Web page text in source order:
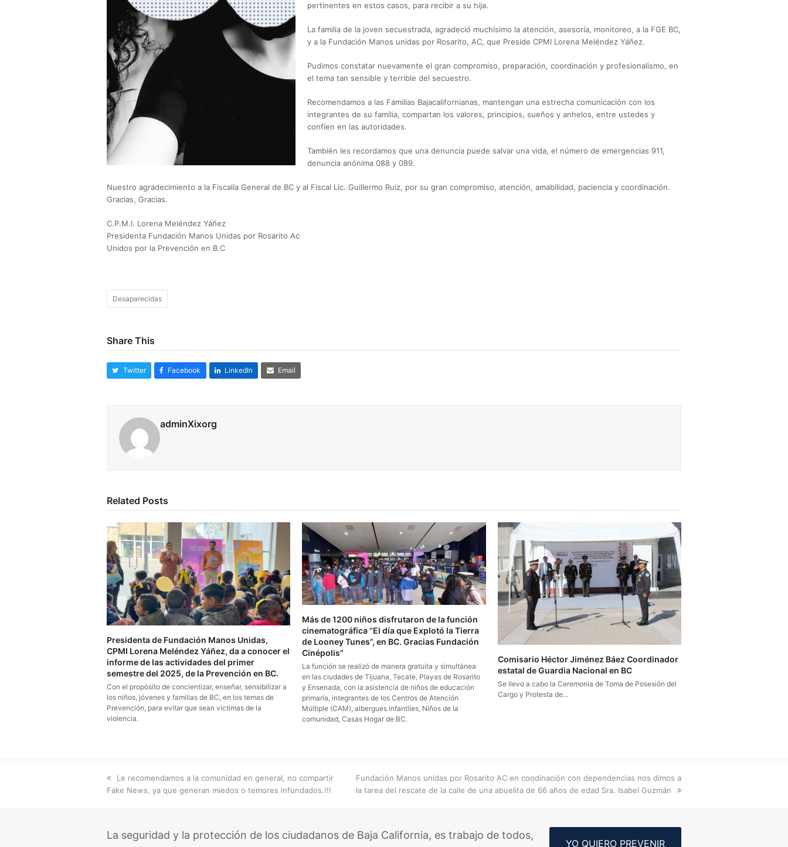
pertinentes en estos casos, para recibir a su hija.
La familia de la joven secuestrada, agradeció muchísimo la atención, asesoría, monitoreo, a la FGE BC,
y a la Fundación Manos unidas por Rosarito, AC, que Preside CPMI Lorena Meléndez Yáñez.
Pudimos constatar nuevamente el gran compromiso, preparación, coordinación y profesionalismo, en
el tema tan sensible y terrible del secuestro.
Recomendamos a las Familias Bajacalifornianas, mantengan una estrecha comunicación con los
integrantes de su familia, compartan los valores, principios, sueños y anhelos, entre ustedes y
confíen en las autoridades.
También les recordamos que una denuncia puede salvar una vida, el número de emergencias 911,
denuncia anónima 088 y 089.
Nuestro agradecimiento a la Fiscalía General de BC y al Fiscal Lic. Guillermo Ruiz, por su gran compromiso, atención, amabilidad, paciencia y coordinación.
Gracias, Gracias.
C.P.M.I. Lorena Meléndez Yáñez
Presidenta Fundación Manos Unidas por Rosarito Ac
Unidos por la Prevención en B.C
Desaparecidas
Share This
Twitter Facebook LinkedIn Email
adminXixorg
Related Posts
Presidenta de Fundación Manos Unidas,
CPMI Lorena Meléndez Yáñez, da a conocer el
informe de las actividades del primer
semestre del 2025, de la Prevención en BC.
Con el propósito de concientizar, enseñar, sensibilizar a
los niños, jóvenes y familias de BC, en los temas de
Prevención, para evitar que sean víctimas de la
violencia.
Más de 1200 niños disfrutaron de la función
cinematográfica “El día que Explotó la Tierra
de Looney Tunes”, en BC. Gracias Fundación
Cinépolis”
La función se realizó de manera gratuita y simultánea
en las ciudades de Tijuana, Tecate, Playas de Rosarito
y Ensenada, con la asistencia de niños de educación
primaria, integrantes de los Centros de Atención
Múltiple (CAM), albergues infantiles, Niños de la
comunidad, Casas Hogar de BC.
Comisario Héctor Jiménez Báez Coordinador
estatal de Guardia Nacional en BC
Se llevo a cabo la Ceremonia de Toma de Posesión del
Cargo y Protesta de…
previous
post:
Le recomendamos a la comunidad en general, no compartir
Fake News, ya que generan miedos o temores infundados.!!!
next
post:
Fundación Manos unidas por Rosarito AC en coodinación con dependencias nos dimos a
la tarea del rescate de la calle de una abuelita de 66 años de edad Sra. Isabel Guzmán
La seguridad y la protección de los ciudadanos de Baja California, es trabajo de todos,
YO QUIERO PREVENIR